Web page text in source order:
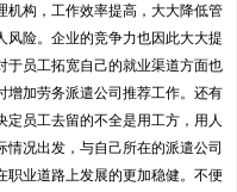
机构，工作效率提高，大大降低管
风险。企业的竞争力也因此大大提
于员工拓宽自己的就业渠道方面也
增加劳务派遣公司推荐工作。还有
员工去留的不全是用工方，用人
况出发，与自己所在的派遣公司
职业道路上发展的更加稳健。不便